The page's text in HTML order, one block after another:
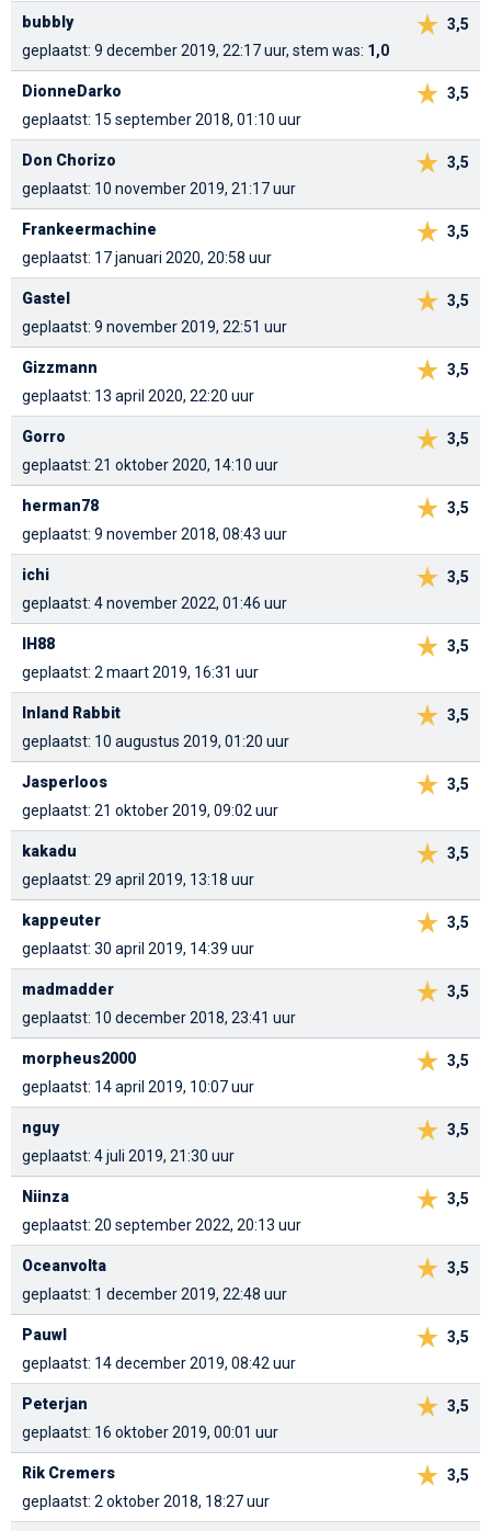
3,5
bubbly
geplaatst: 9 december 2019, 22:17 uur, stem was: 1,0
3,5
DionneDarko
geplaatst: 15 september 2018, 01:10 uur
3,5
Don Chorizo
geplaatst: 10 november 2019, 21:17 uur
3,5
Frankeermachine
geplaatst: 17 januari 2020, 20:58 uur
3,5
Gastel
geplaatst: 9 november 2019, 22:51 uur
3,5
Gizzmann
geplaatst: 13 april 2020, 22:20 uur
3,5
Gorro
geplaatst: 21 oktober 2020, 14:10 uur
3,5
herman78
geplaatst: 9 november 2018, 08:43 uur
3,5
ichi
geplaatst: 4 november 2022, 01:46 uur
3,5
IH88
geplaatst: 2 maart 2019, 16:31 uur
3,5
Inland Rabbit
geplaatst: 10 augustus 2019, 01:20 uur
3,5
Jasperloos
geplaatst: 21 oktober 2019, 09:02 uur
3,5
kakadu
geplaatst: 29 april 2019, 13:18 uur
3,5
kappeuter
geplaatst: 30 april 2019, 14:39 uur
3,5
madmadder
geplaatst: 10 december 2018, 23:41 uur
3,5
morpheus2000
geplaatst: 14 april 2019, 10:07 uur
3,5
nguy
geplaatst: 4 juli 2019, 21:30 uur
3,5
Niinza
geplaatst: 20 september 2022, 20:13 uur
3,5
Oceanvolta
geplaatst: 1 december 2019, 22:48 uur
3,5
Pauwl
geplaatst: 14 december 2019, 08:42 uur
3,5
Peterjan
geplaatst: 16 oktober 2019, 00:01 uur
3,5
Rik Cremers
geplaatst: 2 oktober 2018, 18:27 uur